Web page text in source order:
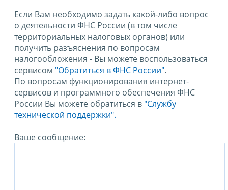
Если Вам необходимо задать какой-либо вопрос
о деятельности ФНС России (в том числе
территориальных налоговых органов) или
получить разъяснения по вопросам
налогообложения - Вы можете воспользоваться
сервисом "Обратиться в ФНС России".
По вопросам функционирования интернет-
сервисов и программного обеспечения ФНС
России Вы можете обратиться в "Службу
технической поддержки".
Ваше сообщение: